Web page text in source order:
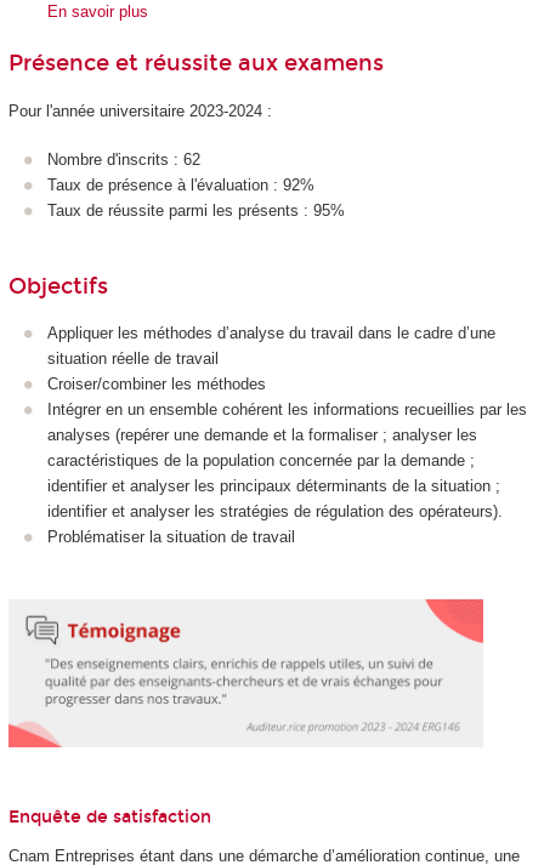
En savoir plus
Présence et réussite aux examens
Pour l'année universitaire 2023-2024 :
Nombre d'inscrits : 62
Taux de présence à l'évaluation : 92%
Taux de réussite parmi les présents : 95%
Objectifs
Appliquer les méthodes d’analyse du travail dans le cadre d’une
situation réelle de travail
Croiser/combiner les méthodes
Intégrer en un ensemble cohérent les informations recueillies par les
analyses (repérer une demande et la formaliser ; analyser les
caractéristiques de la population concernée par la demande ;
identifier et analyser les principaux déterminants de la situation ;
identifier et analyser les stratégies de régulation des opérateurs).
Problématiser la situation de travail
Enquête de satisfaction
Cnam Entreprises étant dans une démarche d’amélioration continue, une